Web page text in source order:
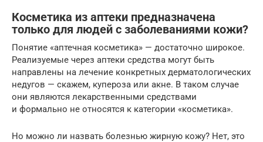
Косметика из аптеки предназначена
только для людей с заболеваниями кожи?
Понятие «аптечная косметика» — достаточно широкое.
Реализуемые через аптеки средства могут быть
направлены на лечение конкретных дерматологических
недугов — скажем, купероза или акне. В таком случае
они являются лекарственными средствами
и формально не относятся к категории «косметика».
Но можно ли назвать болезнью жирную кожу? Нет, это